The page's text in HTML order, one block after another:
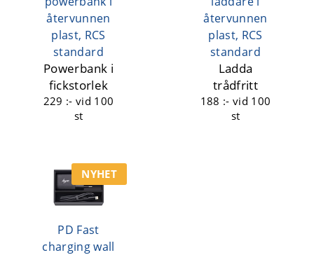
återvunnen
plast, RCS
standard
Powerbank i
fickstorlek
229 :- vid 100
st
återvunnen
plast, RCS
standard
Ladda
trådfritt
188 :- vid 100
st
NYHET
PD Fast
charging wall